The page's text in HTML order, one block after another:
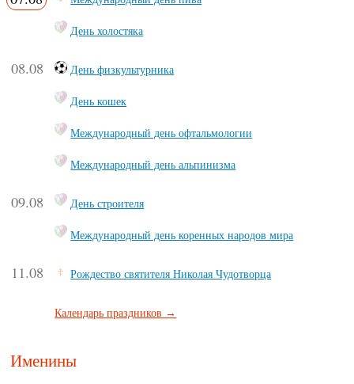
День холостяка
08.08 День физкультурника
День кошек
Международный день офтальмологии
Международный день альпинизма
09.08 День строителя
Международный день коренных народов мира
11.08 Рождество святителя Николая Чудотворца
Календарь праздников →
Именины